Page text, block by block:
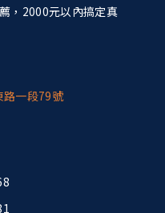
，2000元以內搞定真
路一段79號